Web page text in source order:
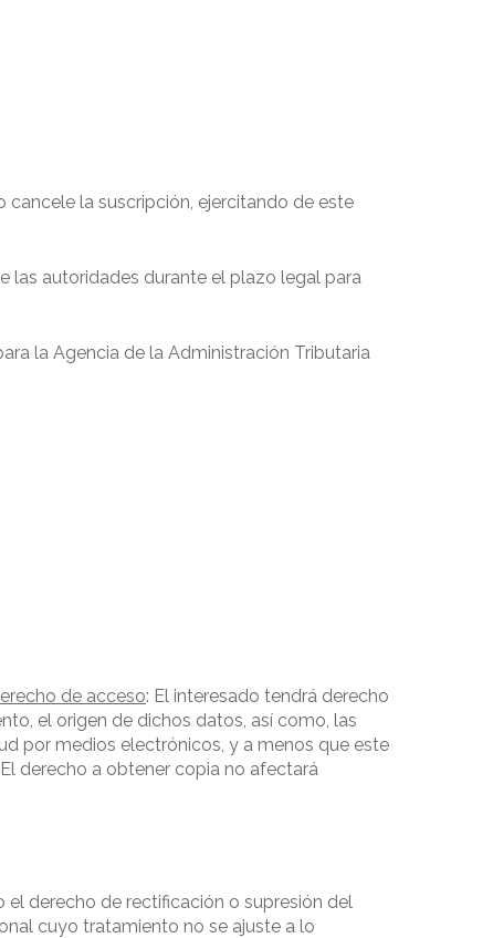
cancele la suscripción, ejercitando de este
las autoridades durante el plazo legal para
la Agencia de la Administración Tributaria
de acceso: El interesado tendrá derecho
el origen de dichos datos, así como, las
por medios electrónicos, y a menos que este
derecho a obtener copia no afectará
derecho de rectificación o supresión del
cuyo tratamiento no se ajuste a lo